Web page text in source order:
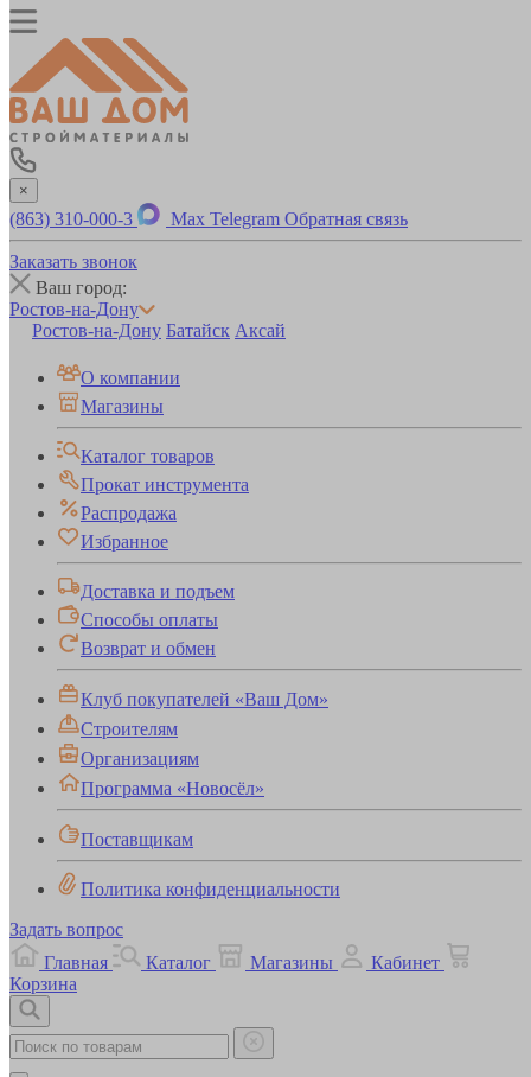
×
(863) 310-000-3 Max Telegram Обратная связь
Заказать звонок
Ваш город:
Ростов-на-Дону
Ростов-на-Дону Батайск Аксай
О компании
Магазины
Каталог товаров
Прокат инструмента
Распродажа
Избранное
Доставка и подъем
Способы оплаты
Возврат и обмен
Клуб покупателей «Ваш Дом»
Строителям
Организациям
Программа «Новосёл»
Поставщикам
Политика конфиденциальности
Задать вопрос
Главная
Каталог Магазины
Кабинет
Корзина